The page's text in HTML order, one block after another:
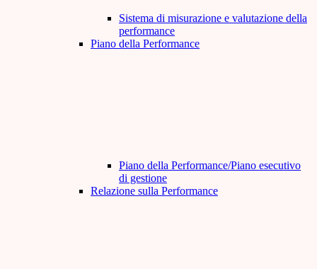
Sistema di misurazione e valutazione della
performance
Piano della Performance
Piano della Performance/Piano esecutivo
di gestione
Relazione sulla Performance